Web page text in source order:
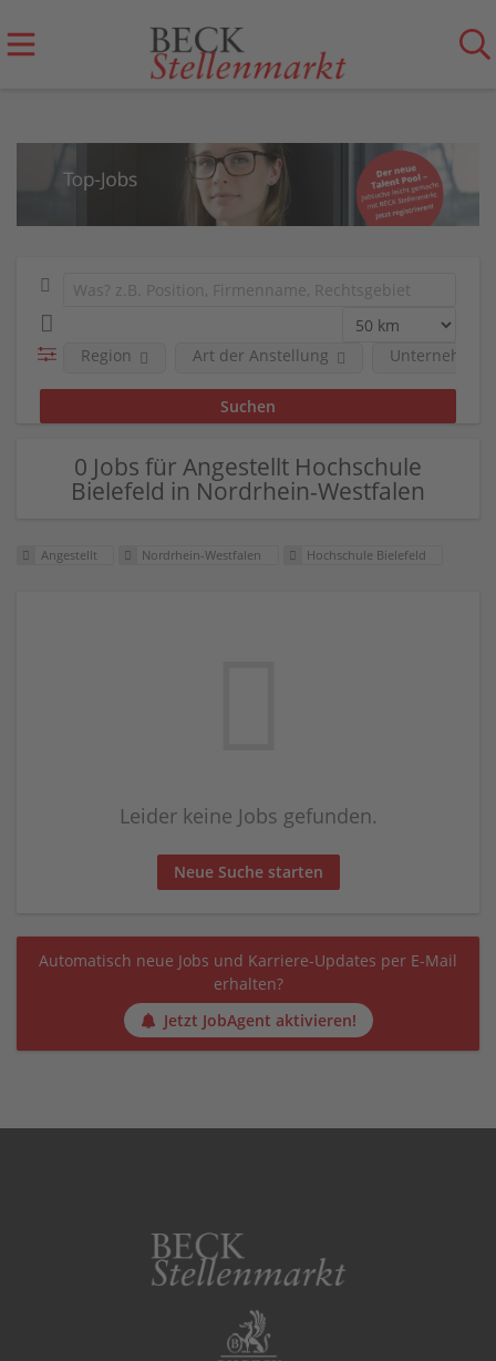
Region Art der Anstellung Unternehmen
0 Jobs für Angestellt Hochschule
Bielefeld in Nordrhein-Westfalen
Angestellt Nordrhein-Westfalen Hochschule Bielefeld
Leider keine Jobs gefunden.
Neue Suche starten
Automatisch neue Jobs und Karriere-Updates per E-Mail
erhalten?
Jetzt JobAgent aktivieren!